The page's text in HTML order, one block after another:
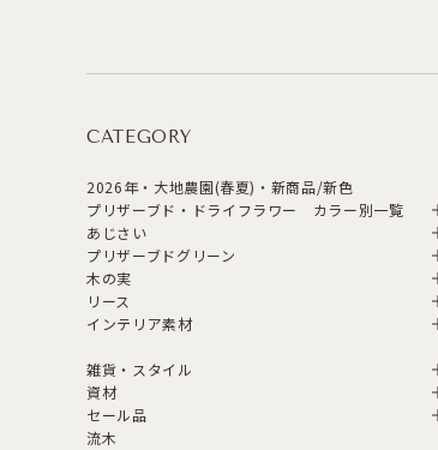
CATEGORY
2026年・大地農園(春夏)・新商品/新色
プリザーブド・ドライフラワー カラー別一覧
あじさい
プリザーブドグリーン
木の実
リース
インテリア素材
雑貨・スタイル
資材
セール品
流木